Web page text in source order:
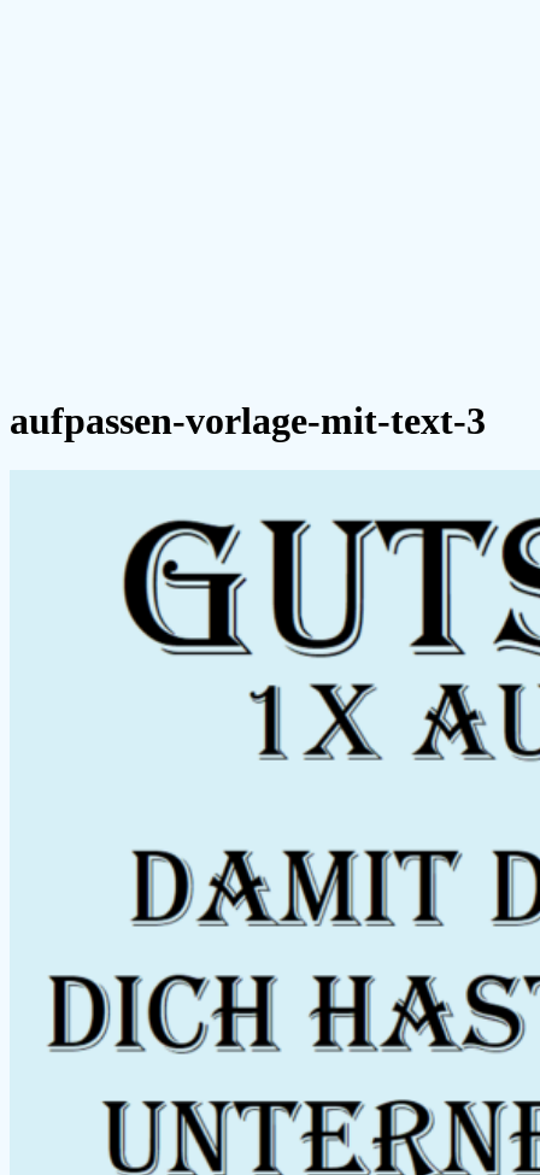
aufpassen-vorlage-mit-text-3